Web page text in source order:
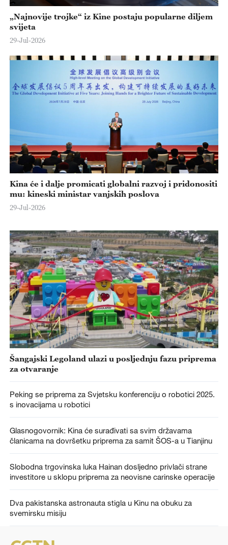
„Najnovije trojke“ iz Kine postaju popularne diljem
svijeta
29-Jul-2026
Kina će i dalje promicati globalni razvoj i pridonositi
mu: kineski ministar vanjskih poslova
29-Jul-2026
Šangajski Legoland ulazi u posljednju fazu priprema
za otvaranje
Peking se priprema za Svjetsku konferenciju o robotici 2025.
s inovacijama u robotici
Glasnogovornik: Kina će surađivati sa svim državama
članicama na dovršetku priprema za samit ŠOS-a u Tianjinu
Slobodna trgovinska luka Hainan dosljedno privlači strane
investitore u sklopu priprema za neovisne carinske operacije
Dva pakistanska astronauta stigla u Kinu na obuku za
svemirsku misiju